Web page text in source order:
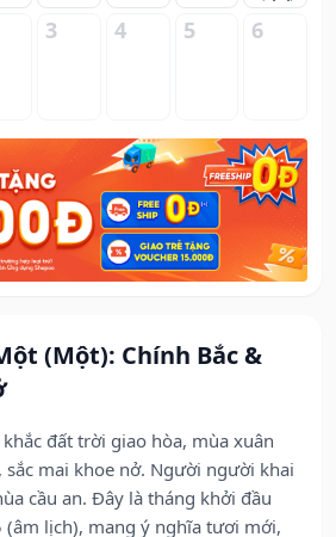
(Một): Chính Bắc &
đất trời giao hòa, mùa xuân
sắc mai khoe nở. Người người khai
cầu an. Đây là tháng khởi đầu
(âm lịch), mang ý nghĩa tươi mới,
3 4 5 6